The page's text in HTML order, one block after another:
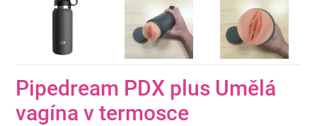
Pipedream PDX plus Umělá
vagína v termosce